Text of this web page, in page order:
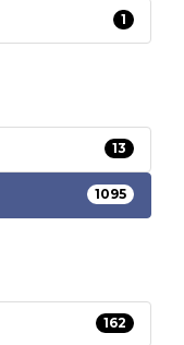
1
13
1095
162